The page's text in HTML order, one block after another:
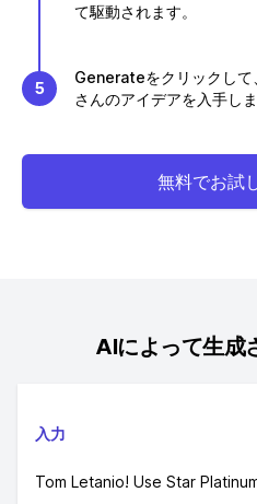
て駆動されます。
5
Generateをクリックして
さんのアイデアを入手しま
無料でお試
AIによって生成
入力
Tom Letanio! Use Star